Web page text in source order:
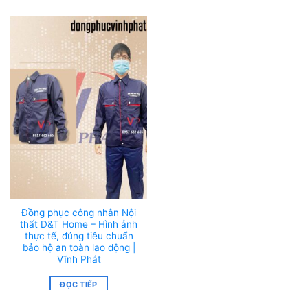
Đồng phục công nhân Nội
thất D&T Home – Hình ảnh
thực tế, đúng tiêu chuẩn
bảo hộ an toàn lao động |
Vĩnh Phát
ĐỌC TIẾP